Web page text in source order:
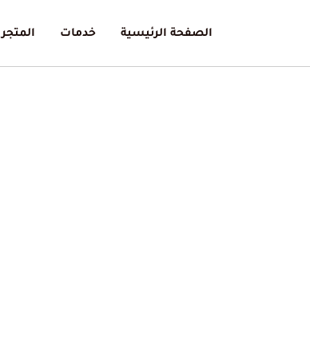
الصفحة الرئيسية خدمات المتجر